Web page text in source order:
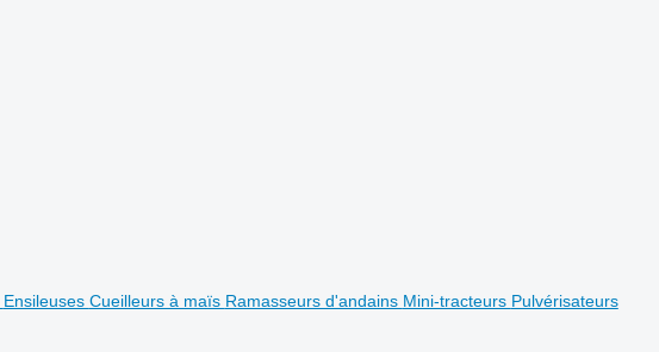
Ensileuses Cueilleurs à maïs Ramasseurs d'andains Mini-tracteurs Pulvérisateurs